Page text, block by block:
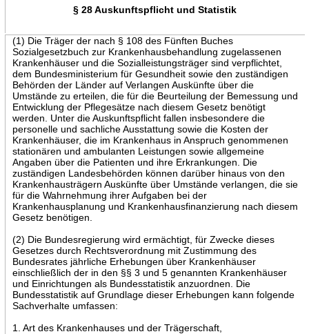
§ 28 Auskunftspflicht und Statistik
(1) Die Träger der nach § 108 des Fünften Buches
Sozialgesetzbuch zur Krankenhausbehandlung zugelassenen
Krankenhäuser und die Sozialleistungsträger sind verpflichtet,
dem Bundesministerium für Gesundheit sowie den zuständigen
Behörden der Länder auf Verlangen Auskünfte über die
Umstände zu erteilen, die für die Beurteilung der Bemessung und
Entwicklung der Pflegesätze nach diesem Gesetz benötigt
werden. Unter die Auskunftspflicht fallen insbesondere die
personelle und sachliche Ausstattung sowie die Kosten der
Krankenhäuser, die im Krankenhaus in Anspruch genommenen
stationären und ambulanten Leistungen sowie allgemeine
Angaben über die Patienten und ihre Erkrankungen. Die
zuständigen Landesbehörden können darüber hinaus von den
Krankenhausträgern Auskünfte über Umstände verlangen, die sie
für die Wahrnehmung ihrer Aufgaben bei der
Krankenhausplanung und Krankenhausfinanzierung nach diesem
Gesetz benötigen.
(2) Die Bundesregierung wird ermächtigt, für Zwecke dieses
Gesetzes durch Rechtsverordnung mit Zustimmung des
Bundesrates jährliche Erhebungen über Krankenhäuser
einschließlich der in den §§ 3 und 5 genannten Krankenhäuser
und Einrichtungen als Bundesstatistik anzuordnen. Die
Bundesstatistik auf Grundlage dieser Erhebungen kann folgende
Sachverhalte umfassen:
1. Art des Krankenhauses und der Trägerschaft,